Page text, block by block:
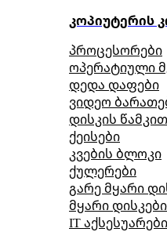
კოპიუტერის
პროცესორები
ოპერატიული
დედა დაფები
ვიდეო
დისკის
ქეისები
კვების ბლოკი
ქულერები
გარე მყარი
მყარი
IT აქსესუარები